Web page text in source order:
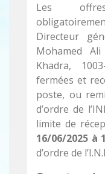
Les
Directeur
Mohamed
Khadra,
fermées et
poste, ou
d’ordre de
limite de
16/06/2025 à
d’ordre de